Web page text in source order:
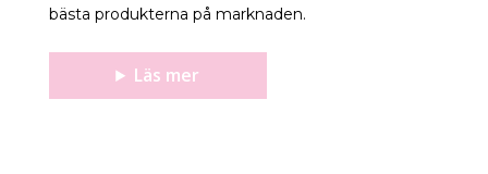
bästa produkterna på marknaden.
Läs mer